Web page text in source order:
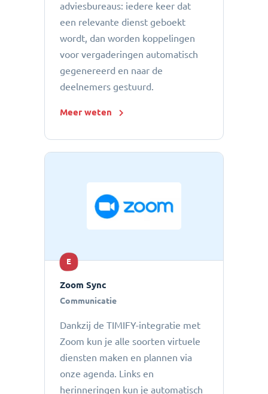
adviesbureaus: iedere keer dat
een relevante dienst geboekt
wordt, dan worden koppelingen
voor vergaderingen automatisch
gegenereerd en naar de
deelnemers gestuurd.
Meer weten
E
Zoom Sync
Communicatie
Dankzij de TIMIFY-integratie met
Zoom kun je alle soorten virtuele
diensten maken en plannen via
onze agenda. Links en
herinneringen kun je automatisch